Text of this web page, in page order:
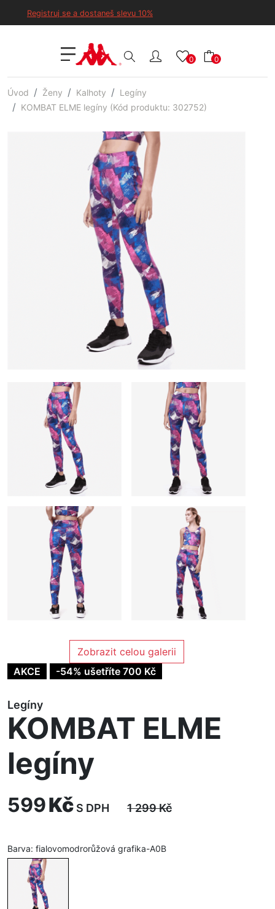
Registruj se a dostaneš slevu 10%
0 0
Úvod Ženy Kalhoty
Legíny
KOMBAT ELME legíny (Kód produktu: 302752)
Zobrazit celou galerii
AKCE
-54% ušetříte 700 Kč
Legíny
KOMBAT ELME
legíny
599Kč S DPH 1 299Kč
Barva: fialovomodrorůžová grafika-A0B